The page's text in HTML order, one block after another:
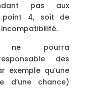
pas aux
point 4, soit de
incompatibilité.
pourra
des
exemple qu’une
chance)